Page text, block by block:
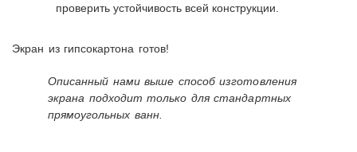
проверить устойчивость всей конструкции.
Экран из гипсокартона готов!
Описанный нами выше способ изготовления
экрана подходит только для стандартных
прямоугольных ванн.